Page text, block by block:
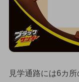
見学通路には6カ